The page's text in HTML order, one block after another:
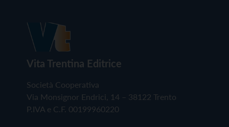
Vita Trentina Editrice
Società Cooperativa
Via Monsignor Endrici, 14 – 38122 Trento
P.IVA e C.F. 00199960220